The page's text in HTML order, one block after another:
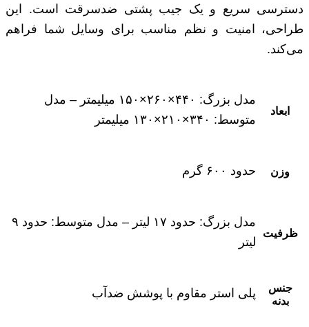
دسترسی سریع و یک جیب پشتی ضدسرقت است. این
طراحی، امنیت و نظم مناسب برای وسایل شما فراهم
می‌کند.
ابعاد
مدل بزرگ: ۴۴۰×۲۶۰×۱۵۰ میلیمتر – مدل
متوسط: ۳۴۰×۲۱۰×۱۳۰ میلیمتر
وزن حدود ۶۰۰ گرم
ظرفیت
مدل بزرگ: حدود ۱۷ لیتر – مدل متوسط: حدود ۹
لیتر
جنس
بدنه
پلی استر مقاوم با پوشش ضدآب